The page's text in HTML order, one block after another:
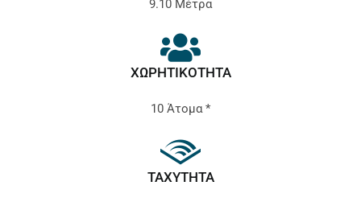
9.10 Μέτρα
ΧΩΡΗΤΙΚΟΤΗΤΑ
10 Άτομα *
ΤΑΧΥΤΗΤΑ